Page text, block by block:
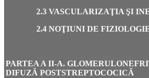
2.3 VASCULARIZAŢIA ŞI
2.4 NOŢIUNI DE
PARTEA A II-A.
DIFUZĂ POSTSTREPTOCOCICĂ